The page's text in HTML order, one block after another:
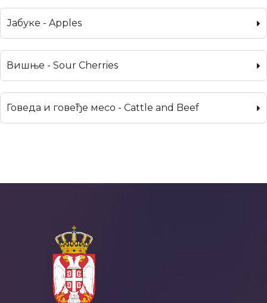
Јабуке - Apples
Вишње - Sour Cherries
Говеда и говеђе месо - Cattle and Beef